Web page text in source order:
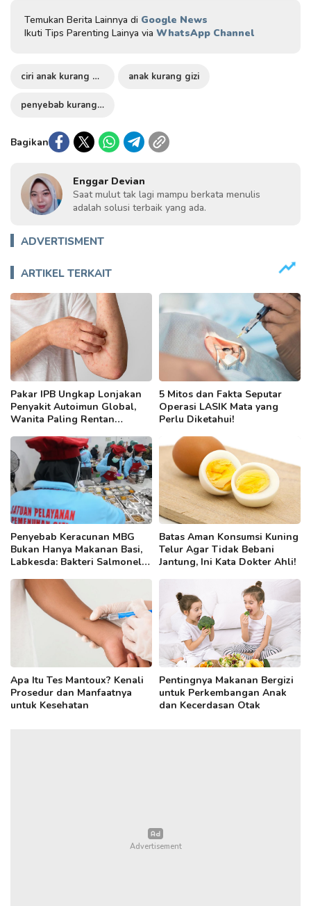
Temukan Berita Lainnya di Google News
Ikuti Tips Parenting Lainya via WhatsApp Channel
ciri anak kurang gizi anak kurang gizi
penyebab kurang gizi
Bagikan
Enggar Devian
Saat mulut tak lagi mampu berkata menulis
adalah solusi terbaik yang ada.
ADVERTISMENT
ARTIKEL TERKAIT
Pakar IPB Ungkap Lonjakan
Penyakit Autoimun Global,
Wanita Paling Rentan
5 Mitos dan Fakta Seputar
Operasi LASIK Mata yang
Perlu Diketahui!
Penyebab Keracunan MBG
Bukan Hanya Makanan Basi,
Labkesda: Bakteri Salmonella
Batas Aman Konsumsi Kuning
Telur Agar Tidak Bebani
Jantung, Ini Kata Dokter Ahli!
Apa Itu Tes Mantoux? Kenali
Prosedur dan Manfaatnya
untuk Kesehatan
Pentingnya Makanan Bergizi
untuk Perkembangan Anak
dan Kecerdasan Otak